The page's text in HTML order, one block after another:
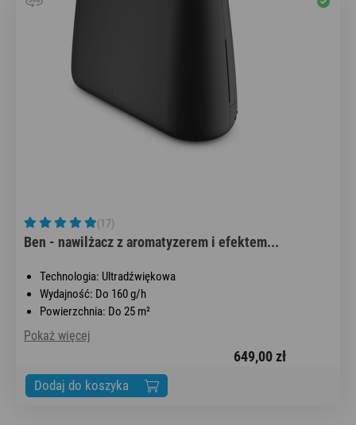
(17)
Ben - nawilżacz z aromatyzerem i efektem...
Technologia: Ultradźwiękowa
Wydajność: Do 160 g/h
Powierzchnia: Do 25 m²
Pokaż więcej
649,00 zł
Dodaj do koszyka